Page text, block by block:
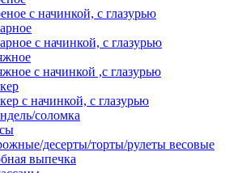
с начинкой, с глазурью
с начинкой, с глазурью
с начинкой ,с глазурью
с начинкой, с глазурью
соломка
десерты/торты/рулеты весовые
выпечка